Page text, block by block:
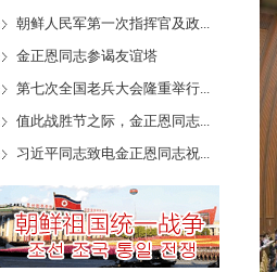
朝鲜人民军第一次指挥官及政...
金正恩同志参谒友谊塔
第七次全国老兵大会隆重举行...
值此战胜节之际，金正恩同志...
习近平同志致电金正恩同志祝...